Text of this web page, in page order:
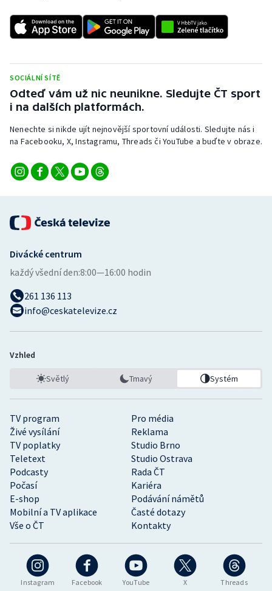
SOCIÁLNÍ SÍTĚ
Odteď vám už nic neunikne. Sledujte ČT sport
i na dalších platformách.
Nenechte si nikde ujít nejnovější sportovní události. Sledujte nás i
na Facebooku, X, Instagramu, Threads či YouTube a buďte v obraze.
Instagram Facebook YouTube X Threads
TV program
Pro média
Živé vysílání
Reklama
TV poplatky
Studio Brno
Teletext
Studio Ostrava
Podcasty
Rada ČT
Počasí
Kariéra
E-shop
Podávání námětů
Mobilní a TV aplikace
Časté dotazy
Vše o ČT
Kontakty
Divácké centrum
každý všední den:8:00—16:00 hodin
261 136 113
info@ceskatelevize.cz
Vzhled
Světlý Tmavý Systém